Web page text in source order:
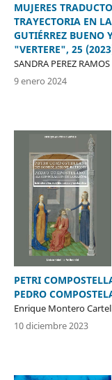
MUJERES
TRAYECTORIA EN
GUTIÉRREZ BUENO
"VERTERE", 25
SANDRA PEREZ RAMOS
9 enero 2024
PETRI
PEDRO
Enrique Montero
10 diciembre 2023